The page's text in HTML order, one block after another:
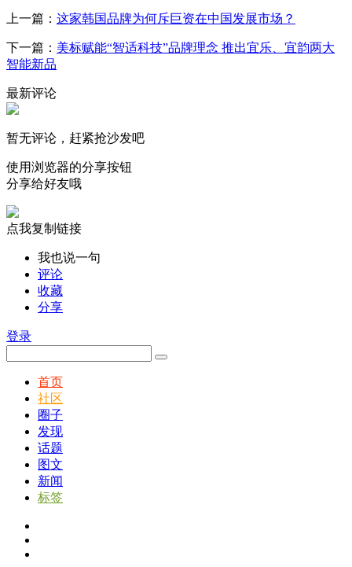
上一篇： 这家韩国品牌为何斥巨资在中国发展市场？
下一篇： 美标赋能“智适科技”品牌理念 推出宜乐、宜韵两大
智能新品
最新评论
暂无评论，赶紧抢沙发吧
使用浏览器的分享按钮
分享给好友哦
点我复制链接
我也说一句
评论
收藏
分享
登录
首页
社区
圈子
发现
话题
图文
新闻
标签